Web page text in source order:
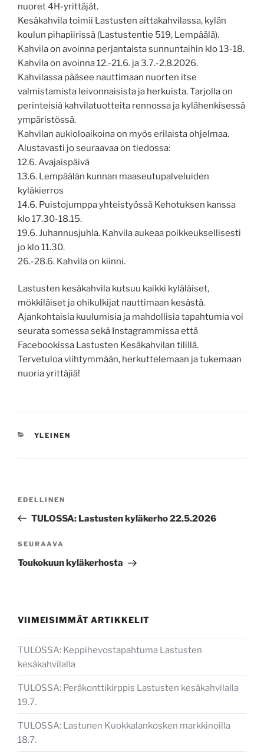
nuoret 4H-yrittäjät.
Kesäkahvila toimii Lastusten aittakahvilassa, kylän
koulun pihapiirissä (Lastustentie 519, Lempäälä).
Kahvila on avoinna perjantaista sunnuntaihin klo 13-18.
Kahvila on avoinna 12.-21.6. ja 3.7.-2.8.2026.
Kahvilassa pääsee nauttimaan nuorten itse
valmistamista leivonnaisista ja herkuista. Tarjolla on
perinteisiä kahvilatuotteita rennossa ja kylähenkisessä
ympäristössä.
Kahvilan aukioloaikoina on myös erilaista ohjelmaa.
Alustavasti jo seuraavaa on tiedossa:
12.6. Avajaispäivä
13.6. Lempäälän kunnan maaseutupalveluiden
kyläkierros
14.6. Puistojumppa yhteistyössä Kehotuksen kanssa
klo 17.30-18.15.
19.6. Juhannusjuhla. Kahvila aukeaa poikkeuksellisesti
jo klo 11.30.
26.-28.6. Kahvila on kiinni.
Lastusten kesäkahvila kutsuu kaikki kyläläiset,
mökkiläiset ja ohikulkijat nauttimaan kesästä.
Ajankohtaisia kuulumisia ja mahdollisia tapahtumia voi
seurata somessa sekä Instagrammissa että
Facebookissa Lastusten Kesäkahvilan tilillä.
Tervetuloa viihtymmään, herkuttelemaan ja tukemaan
nuoria yrittäjiä!
KATEGORIAT
YLEINEN
Edellinen
artikkeli
EDELLINEN
TULOSSA: Lastusten kyläkerho 22.5.2026
Seuraava
artikkeli
SEURAAVA
Toukokuun kyläkerhosta
VIIMEISIMMÄT ARTIKKELIT
TULOSSA: Keppihevostapahtuma Lastusten
kesäkahvilalla
TULOSSA: Peräkonttikirppis Lastusten kesäkahvilalla
19.7.
TULOSSA: Lastunen Kuokkalankosken markkinoilla
18.7.